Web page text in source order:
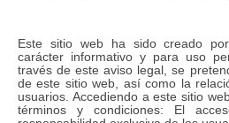
Este sitio web ha sido creado
carácter informativo y para uso
través de este aviso legal, se
de este sitio web, así como la
usuarios. Accediendo a este sitio
términos y condiciones: El